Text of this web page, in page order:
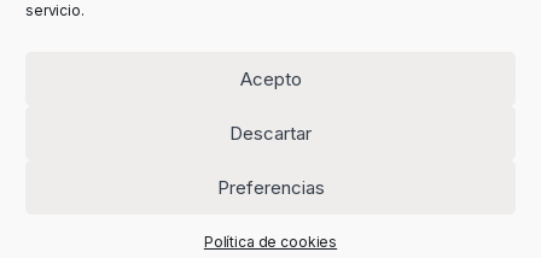
servicio.
Acepto
Descartar
Preferencias
Política de cookies